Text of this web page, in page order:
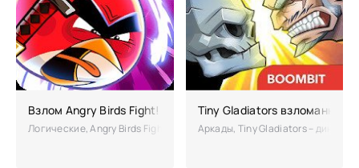
Взлом Angry Birds Fight! на много кристаллов
Логические, Angry Birds Fight! – головоломка о птичках с
Tiny Gladiators взломанный
Аркады, Tiny Gladiators –